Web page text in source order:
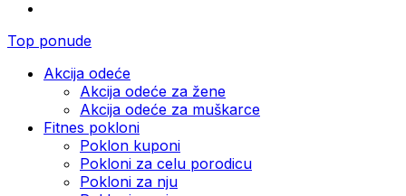
Top ponude
Akcija odeće
Akcija odeće za žene
Akcija odeće za muškarce
Fitnes pokloni
Poklon kuponi
Pokloni za celu porodicu
Pokloni za nju